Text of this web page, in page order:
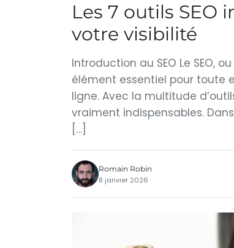
Les 7 outils SEO
votre visibilité
Introduction au SEO Le SEO,
élément essentiel pour toute
ligne. Avec la multitude
vraiment indispensables.
[…]
Romain Robin
8 janvier 2026